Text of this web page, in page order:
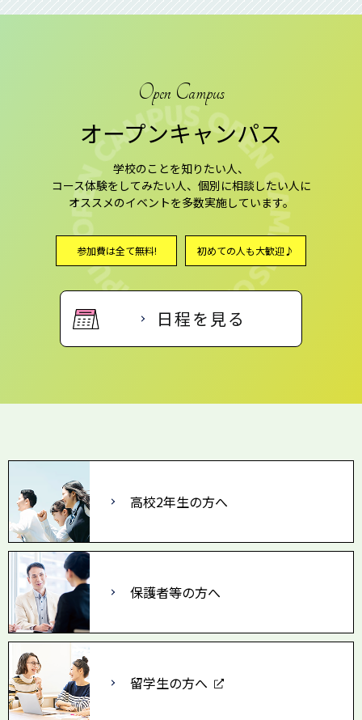
Open Campus
オープンキャンパス
学校のことを知りたい人、
コース体験をしてみたい人、個別に相談したい人に
オススメのイベントを多数実施しています。
参加費は全て無料! 初めての人も大歓迎♪
日程を見る
高校2年生の方へ
保護者等の方へ
留学生の方へ